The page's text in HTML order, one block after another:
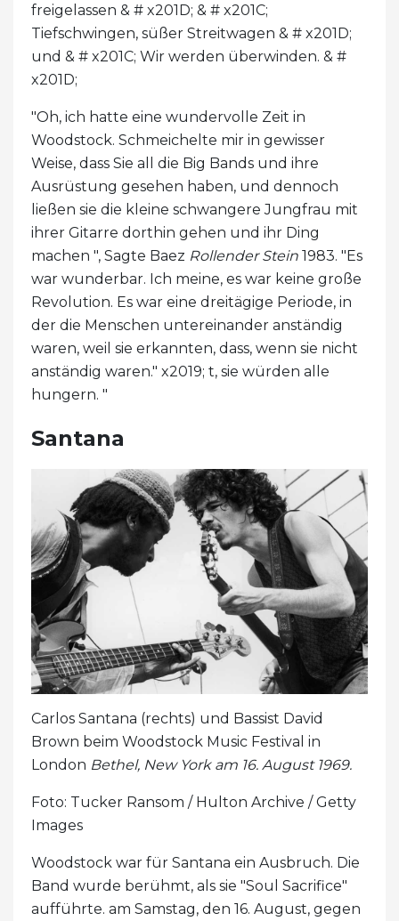
freigelassen & # x201D; & # x201C;
Tiefschwingen, süßer Streitwagen & # x201D;
und & # x201C; Wir werden überwinden. & #
x201D;
"Oh, ich hatte eine wundervolle Zeit in
Woodstock. Schmeichelte mir in gewisser
Weise, dass Sie all die Big Bands und ihre
Ausrüstung gesehen haben, und dennoch
ließen sie die kleine schwangere Jungfrau mit
ihrer Gitarre dorthin gehen und ihr Ding
machen ", Sagte Baez Rollender Stein 1983. "Es
war wunderbar. Ich meine, es war keine große
Revolution. Es war eine dreitägige Periode, in
der die Menschen untereinander anständig
waren, weil sie erkannten, dass, wenn sie nicht
anständig waren." x2019; t, sie würden alle
hungern. "
Santana
Carlos Santana (rechts) und Bassist David
Brown beim Woodstock Music Festival in
London Bethel, New York am 16. August 1969.
Foto: Tucker Ransom / Hulton Archive / Getty
Images
Woodstock war für Santana ein Ausbruch. Die
Band wurde berühmt, als sie "Soul Sacrifice"
aufführte. am Samstag, den 16. August, gegen